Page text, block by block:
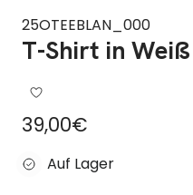
25OTEEBLAN_000
T-Shirt in Weiß
Regulärer Preis
39,00€
Auf Lager